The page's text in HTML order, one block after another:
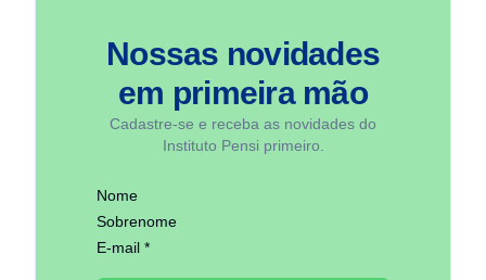
Nossas novidades
em primeira mão
Cadastre-se e receba as novidades do
Instituto Pensi primeiro.
Nome
Sobrenome
E-mail *